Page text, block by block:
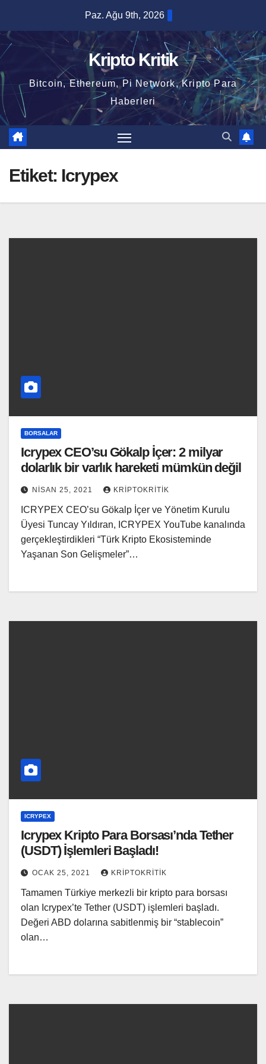
content
Paz. Ağu 9th, 2026
Kripto Kritik
Bitcoin, Ethereum, Pi Network, Kripto Para
Haberleri
Etiket: Icrypex
BORSALAR
Icrypex CEO’su Gökalp İçer: 2 milyar
dolarlık bir varlık hareketi mümkün değil
NISAN 25, 2021 KRIPTOKRITIK
ICRYPEX CEO’su Gökalp İçer ve Yönetim Kurulu
Üyesi Tuncay Yıldıran, ICRYPEX YouTube kanalında
gerçekleştirdikleri “Türk Kripto Ekosisteminde
Yaşanan Son Gelişmeler”…
ICRYPEX
Icrypex Kripto Para Borsası’nda Tether
(USDT) İşlemleri Başladı!
OCAK 25, 2021 KRIPTOKRITIK
Tamamen Türkiye merkezli bir kripto para borsası
olan Icrypex’te Tether (USDT) işlemleri başladı.
Değeri ABD dolarına sabitlenmiş bir “stablecoin”
olan…